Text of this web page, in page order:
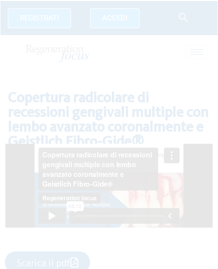
REGISTRATI ACCEDI
Copertura radicolare di
recessioni gengivali multiple con
lembo avanzato coronalmente e
Geistlich Fibro-Gide®
Scarica il pdf